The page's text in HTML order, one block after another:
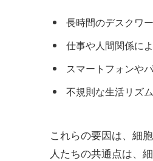
長時間のデスクワ
仕事や人間関係に
スマートフォンや
不規則な生活リズム
これらの要因は、細
人たちの共通点は、